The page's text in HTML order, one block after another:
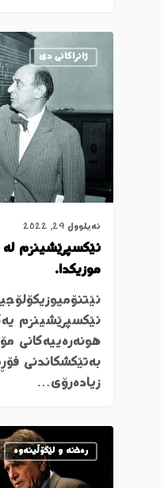
ژانراکانی دی
ئەیلوول 29, 2022
ئێكسپرێشینزم
موزیکدا.
ئێكسپرێشینزم
هونەرەییەكانی
بەتێكشكاندنی
زیادەرۆی…
رەخنە و لێکۆڵینەوە